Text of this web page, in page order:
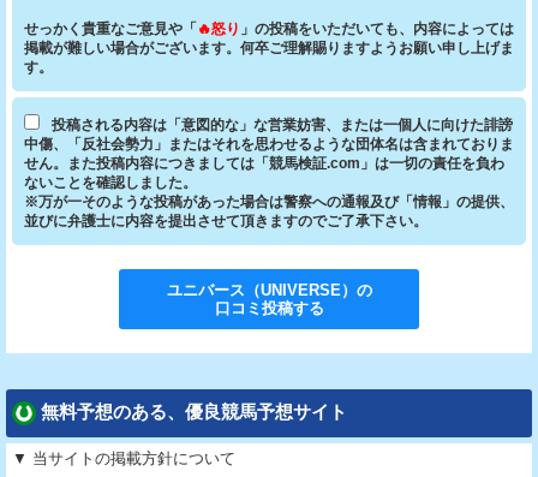
せっかく貴重なご意見や「🔥怒り 」の投稿をいただいても、内容によっては
掲載が難しい場合がございます。何卒ご理解賜りますようお願い申し上げま
す。
投稿される内容は「意図的な」な営業妨害、または一個人に向けた誹謗
中傷、「反社会勢力」またはそれを思わせるような団体名は含まれておりま
せん。また投稿内容につきましては「競馬検証.com」は一切の責任を負わ
ないことを確認しました。
※万が一そのような投稿があった場合は警察への通報及び「情報」の提供、
並びに弁護士に内容を提出させて頂きますのでご了承下さい。
ユニバース（UNIVERSE） の
口コミ投稿する
無料予想のある、優良競馬予想サイト
▼ 当サイトの掲載方針について